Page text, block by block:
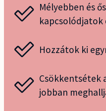
Mélyebben és
kapcsolódjatok
Hozzátok ki
Csökkentsétek
jobban